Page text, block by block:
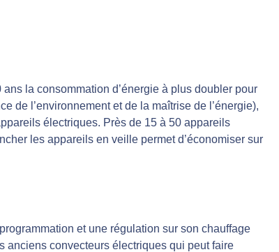
la consommation d’énergie à plus doubler pour
de l’environnement et de la maîtrise de l’énergie),
électriques. Près de 15 à 50 appareils
les appareils en veille permet d’économiser sur
et une régulation sur son chauffage
anciens convecteurs électriques qui peut faire